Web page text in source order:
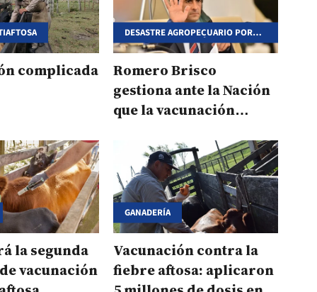
complicada
DESASTRE AGROPECUARIO POR
INCENDIOS Y SEQUÍA
Romero Brisco
gestiona ante la Nación
que la vacunación
la segunda
vacunación
GANADERÍA
Vacunación contra la
fiebre aftosa: aplicaron